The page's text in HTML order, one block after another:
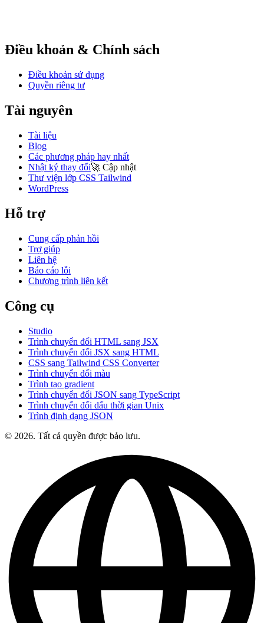
Điều khoản & Chính sách
Điều khoản sử dụng
Quyền riêng tư
Tài nguyên
Tài liệu
Blog
Các phương pháp hay nhất
Nhật ký thay đổi🚀 Cập nhật
Thư viện lớp CSS Tailwind
WordPress
Hỗ trợ
Cung cấp phản hồi
Trợ giúp
Liên hệ
Báo cáo lỗi
Chương trình liên kết
Công cụ
Studio
Trình chuyển đổi HTML sang JSX
Trình chuyển đổi JSX sang HTML
CSS sang Tailwind CSS Converter
Trình chuyển đổi màu
Trình tạo gradient
Trình chuyển đổi JSON sang TypeScript
Trình chuyển đổi dấu thời gian Unix
Trình định dạng JSON
© 2026. Tất cả quyền được bảo lưu.